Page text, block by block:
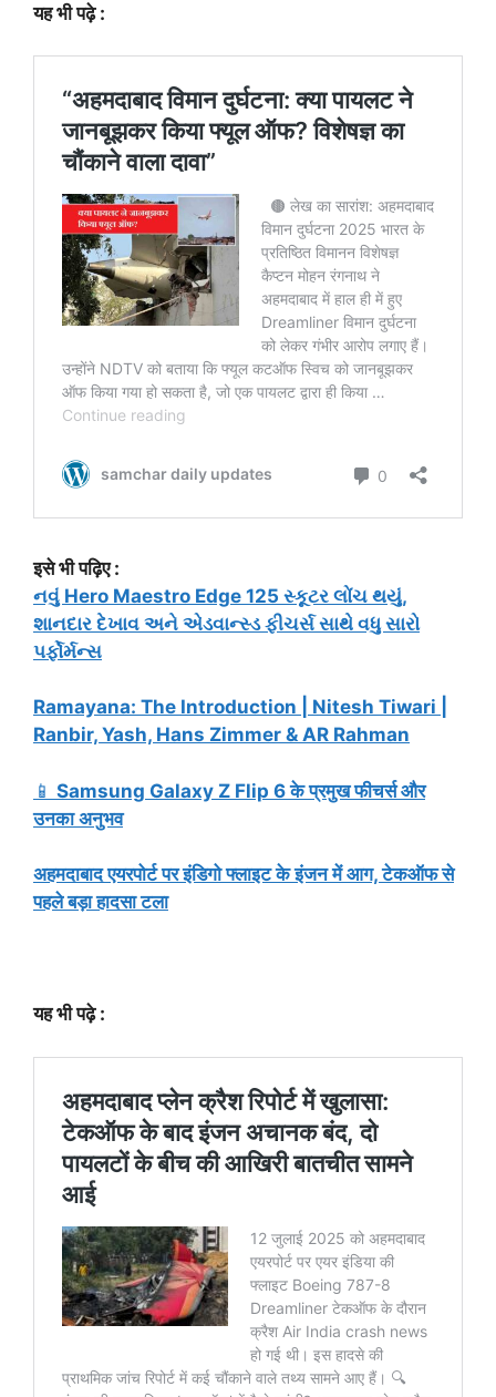
यह भी पढ़े :
इसे भी पढ़िए:
નવું Hero Maestro Edge 125 સ્કૂટર લોંચ થયું,
શાનદાર દેખાવ અને એડવાન્સ્ડ ફીચર્સ સાથે વધુ સારો
પર્ફોર્મન્સ
Ramayana: The Introduction | Nitesh Tiwari |
Ranbir, Yash, Hans Zimmer & AR Rahman
📱 Samsung Galaxy Z Flip 6 के प्रमुख फीचर्स और
उनका अनुभव
अहमदाबाद एयरपोर्ट पर इंडिगो फ्लाइट के इंजन में आग, टेकऑफ से
पहले बड़ा हादसा टला
यह भी पढ़े :